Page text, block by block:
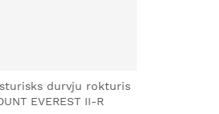
durvju rokturis
EVEREST II-R